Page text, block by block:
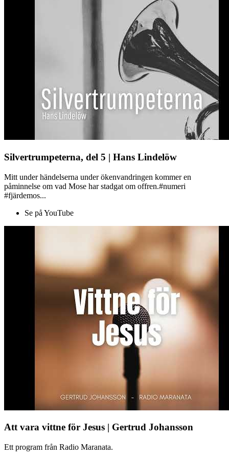
Silvertrumpeterna, del 5 | Hans Lindelöw
Mitt under händelserna under ökenvandringen kommer en
påminnelse om vad Mose har stadgat om offren.#numeri
#fjärdemos...
Se på YouTube
Att vara vittne för Jesus | Gertrud Johansson
Ett program från Radio Maranata.